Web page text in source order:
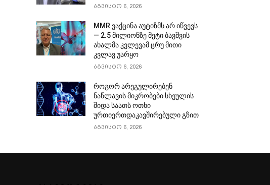
აგვისტო 6, 2026
MMR ვაქცინა აუტიზმს არ იწვევს
— 2.5 მილიონზე მეტი ბავშვის
ახალმა კვლევამ ცრუ მითი
კვლავ უარყო
აგვისტო 6, 2026
როგორ არეგულირებენ
ნაწლავის მიკრობები სხეულის
შიდა საათს ოთხი
ურთიერთდაკავშირებული გზით
აგვისტო 6, 2026